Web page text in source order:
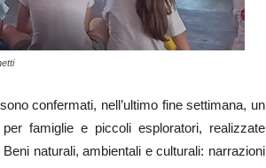
confermati, nell’ultimo fine settimana, un
famiglie e piccoli esploratori, realizzate
naturali, ambientali e culturali: narrazioni